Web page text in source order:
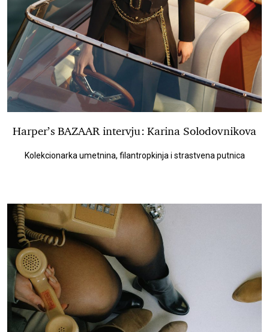
Harper’s BAZAAR intervju: Karina Solodovnikova
Kolekcionarka umetnina, filantropkinja i strastvena putnica